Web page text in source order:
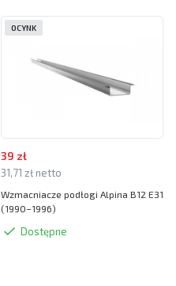
39 zł
31,71 zł netto
Wzmacniacze podłogi Alpina B12 E31
(1990–1996)
Dostępne
OCYNK